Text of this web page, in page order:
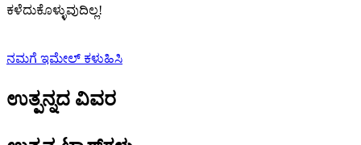
ಕಳೆದುಕೊಳ್ಳುವುದಿಲ್ಲ!
ನಮಗೆ ಇಮೇಲ್ ಕಳುಹಿಸಿ
ಉತ್ಪನ್ನದ ವಿವರ